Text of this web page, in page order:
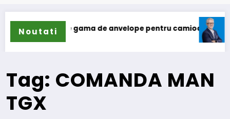
Noutati
își extinde gama de anvelope pentru camioane Lars
Tag: COMANDA MAN
TGX